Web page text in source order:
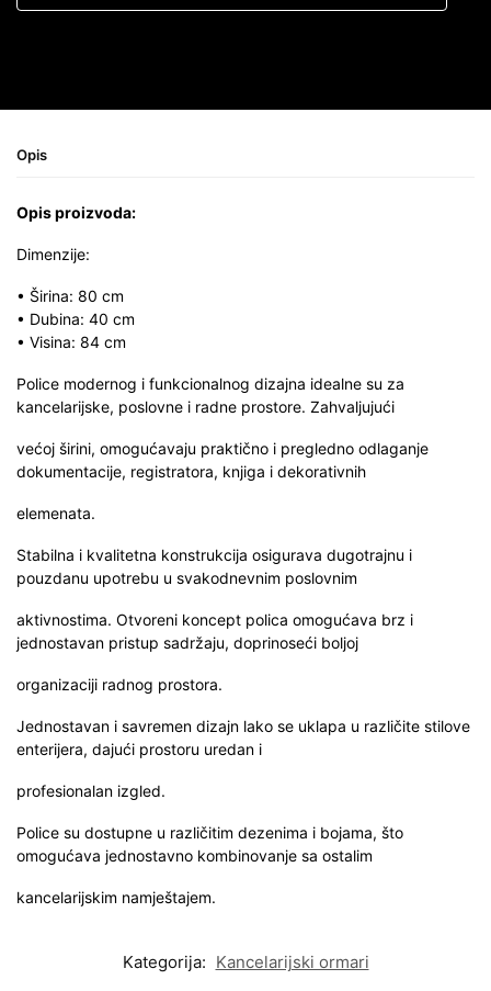
Opis
Opis proizvoda:
Dimenzije:
• Širina: 80 cm
• Dubina: 40 cm
• Visina: 84 cm
Police modernog i funkcionalnog dizajna idealne su za
kancelarijske, poslovne i radne prostore. Zahvaljujući
većoj širini, omogućavaju praktično i pregledno odlaganje
dokumentacije, registratora, knjiga i dekorativnih
elemenata.
Stabilna i kvalitetna konstrukcija osigurava dugotrajnu i
pouzdanu upotrebu u svakodnevnim poslovnim
aktivnostima. Otvoreni koncept polica omogućava brz i
jednostavan pristup sadržaju, doprinoseći boljoj
organizaciji radnog prostora.
Jednostavan i savremen dizajn lako se uklapa u različite stilove
enterijera, dajući prostoru uredan i
profesionalan izgled.
Police su dostupne u različitim dezenima i bojama, što
omogućava jednostavno kombinovanje sa ostalim
kancelarijskim namještajem.
Kategorija: Kancelarijski ormari